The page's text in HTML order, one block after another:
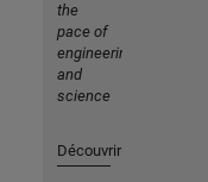
the
pace of
engineering
and
science
Découvrir les produits